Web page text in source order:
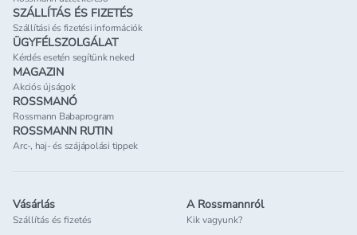
SZÁLLÍTÁS ÉS FIZETÉS
Szállítási és fizetési információk
ÜGYFÉLSZOLGÁLAT
Kérdés esetén segítünk neked
MAGAZIN
Akciós újságok
ROSSMANÓ
Rossmann Babaprogram
ROSSMANN RUTIN
Arc-, haj- és szájápolási tippek
Vásárlás
Szállítás és fizetés
A Rossmannról
Kik vagyunk?